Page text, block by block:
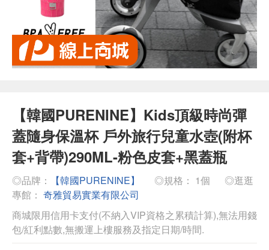
【韓國PURENINE】Kids頂級時尚彈
蓋隨身保溫杯 戶外旅行兒童水壺(附杯
套+背帶)290ML-粉色皮套+黑蓋瓶
◎品牌： 【韓國PURENINE】 ◎規格： 1個
◎逛逛
專館： 奇雅貿易實業有限公司
商城限用信用卡支付(不納入VIP資格之累積計算),無法用錢
包/紅利點數,無搬運上樓服務及指定日期/時間.